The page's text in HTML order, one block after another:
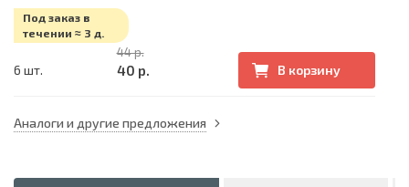
Под заказ в
течении ≈ 3 д.
6 шт.
44 р.
40 р. В корзину
Аналоги и другие предложения